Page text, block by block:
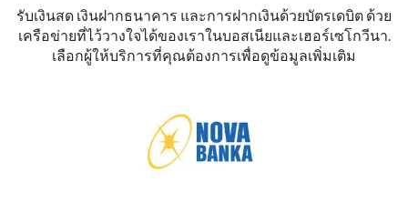
รับเงินสด เงินฝากธนาคาร และการฝากเงินด้วยบัตรเดบิต ด้วย
เครือข่ายที่ไว้วางใจได้ของเราในบอสเนียและเฮอร์เซโกวีนา.
เลือกผู้ให้บริการที่คุณต้องการเพื่อดูข้อมูลเพิ่มเติม